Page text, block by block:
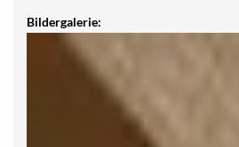
Bildergalerie: